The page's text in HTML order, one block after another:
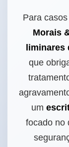
Para
Morais
liminares
que
um
focado no